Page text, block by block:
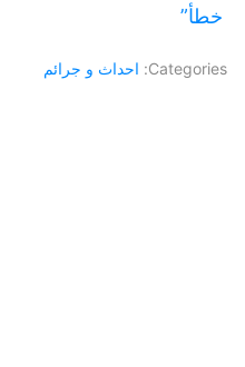
خطأ”
Categories: احداث و جرائم